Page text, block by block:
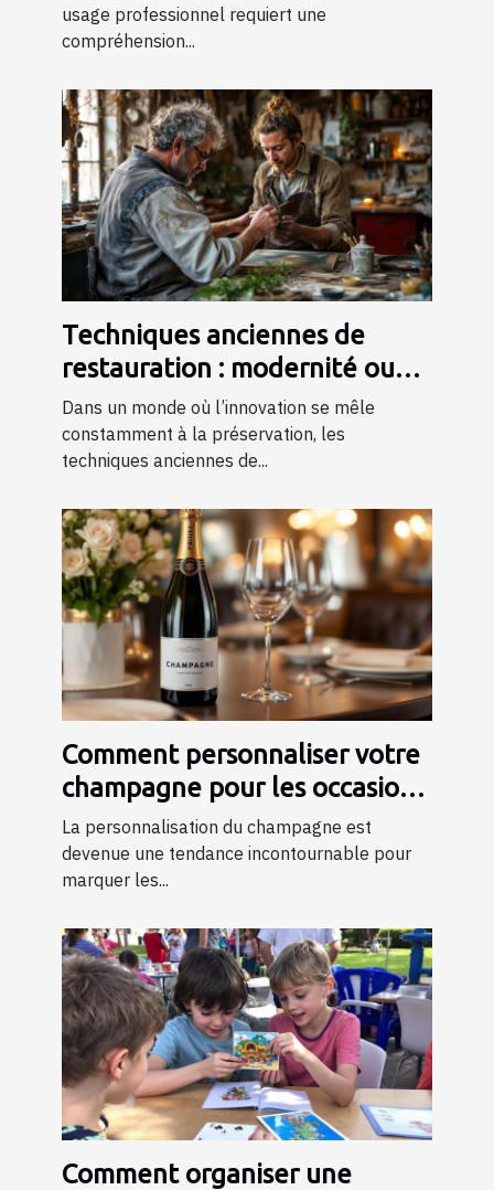
usage professionnel requiert une
compréhension...
Techniques anciennes de
restauration : modernité ou
tradition ?
Dans un monde où l’innovation se mêle
constamment à la préservation, les
techniques anciennes de...
Comment personnaliser votre
champagne pour les occasions
spéciales ?
La personnalisation du champagne est
devenue une tendance incontournable pour
marquer les...
Comment organiser une